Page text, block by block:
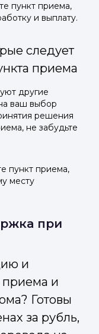
пункт приема,
и выплату.
следует
приема
другие
ваш выбор
решения
не забудьте
пункт приема,
месту
при
и
и
Готовы
за рубль,